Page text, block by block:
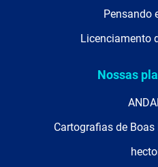
Pensando
Licenciamento
Nossas
Cartografias de